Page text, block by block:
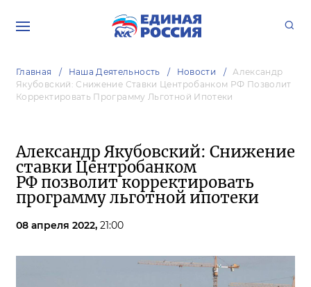
Главная Наша Деятельность Новости
Александр
Якубовский: Снижение Ставки Центробанком РФ Позволит
Корректировать Программу Льготной Ипотеки
Александр Якубовский: Снижение
ставки Центробанком
РФ позволит корректировать
программу льготной ипотеки
08 апреля 2022, 21:00